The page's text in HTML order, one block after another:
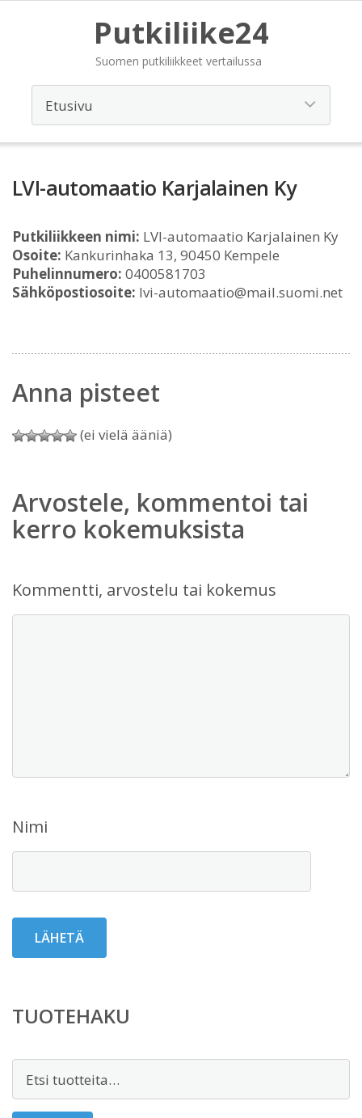
Putkiliike24
Suomen putkiliikkeet vertailussa
LVI-automaatio Karjalainen Ky
Putkiliikkeen nimi: LVI-automaatio Karjalainen Ky
Osoite: Kankurinhaka 13, 90450 Kempele
Puhelinnumero: 0400581703
Sähköpostiosoite: lvi-automaatio@mail.suomi.net
Anna pisteet
(ei vielä ääniä)
Arvostele, kommentoi tai
kerro kokemuksista
Kommentti, arvostelu tai kokemus
Nimi
TUOTEHAKU